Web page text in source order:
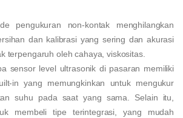
pengukuran non-kontak menghilangkan
dan kalibrasi yang sering dan akurasi
terpengaruh oleh cahaya, viskositas.
sensor level ultrasonik di pasaran memiliki
in yang memungkinkan untuk mengukur
suhu pada saat yang sama. Selain itu,
membeli tipe terintegrasi, yang mudah